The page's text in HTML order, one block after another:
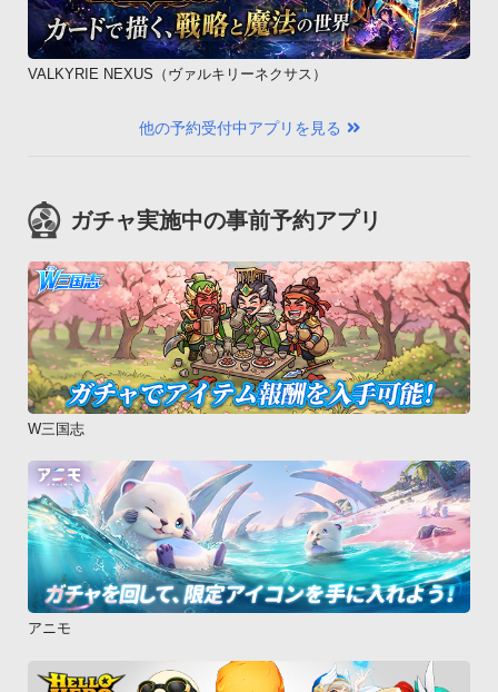
VALKYRIE NEXUS（ヴァルキリーネクサス）
他の予約受付中アプリを見る
ガチャ実施中の事前予約アプリ
W三国志
アニモ